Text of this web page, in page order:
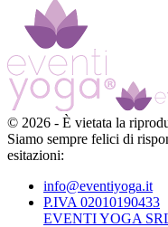
© 2026 - È vietata la
Siamo sempre felici di
esitazioni:
info@eventiyoga.it
P.IVA 02010190433
EVENTI YOGA